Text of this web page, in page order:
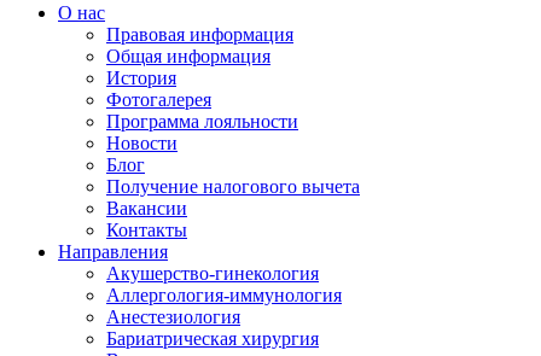
О нас
Правовая информация
Общая информация
История
Фотогалерея
Программа лояльности
Новости
Блог
Получение налогового вычета
Вакансии
Контакты
Направления
Акушерство-гинекология
Аллергология-иммунология
Анестезиология
Бариатрическая хирургия